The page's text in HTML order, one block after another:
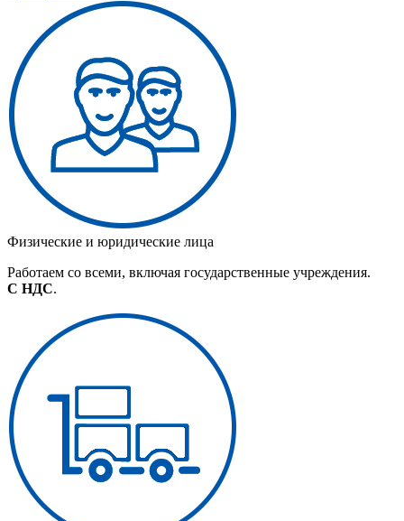
Физические и юридические лица
Работаем со всеми, включая государственные учреждения.
С НДС.